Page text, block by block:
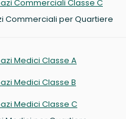
Commerciali Classe C
Commerciali per Quartiere
Medici Classe A
Medici Classe B
Medici Classe C